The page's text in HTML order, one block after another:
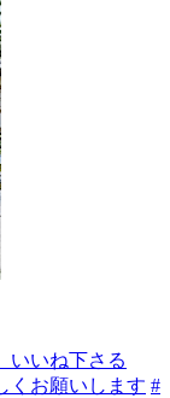
いいね下さる
くお願いします #